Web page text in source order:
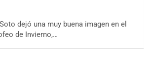
dejó una muy buena imagen en el
de Invierno,…